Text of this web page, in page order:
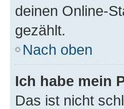
deinen Online-
gezählt.
Nach oben
Ich habe mein
Das ist nicht